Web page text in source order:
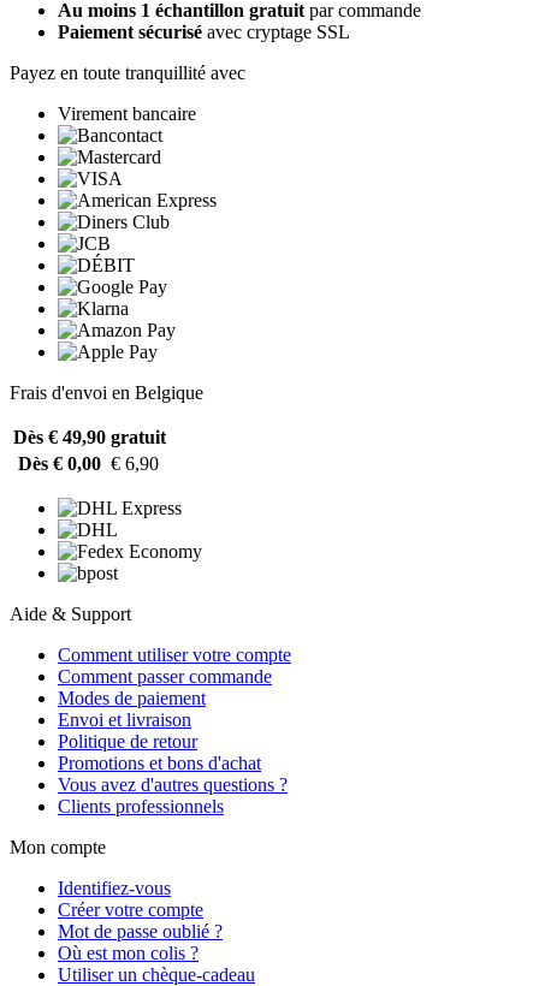
Au moins 1 échantillon gratuit par commande
Paiement sécurisé avec cryptage SSL
Payez en toute tranquillité avec
Virement bancaire
Frais d'envoi en Belgique
Dès € 49,90 gratuit
Dès € 0,00 € 6,90
Aide & Support
Comment utiliser votre compte
Comment passer commande
Modes de paiement
Envoi et livraison
Politique de retour
Promotions et bons d'achat
Vous avez d'autres questions ?
Clients professionnels
Mon compte
Identifiez-vous
Créer votre compte
Mot de passe oublié ?
Où est mon colis ?
Utiliser un chèque-cadeau